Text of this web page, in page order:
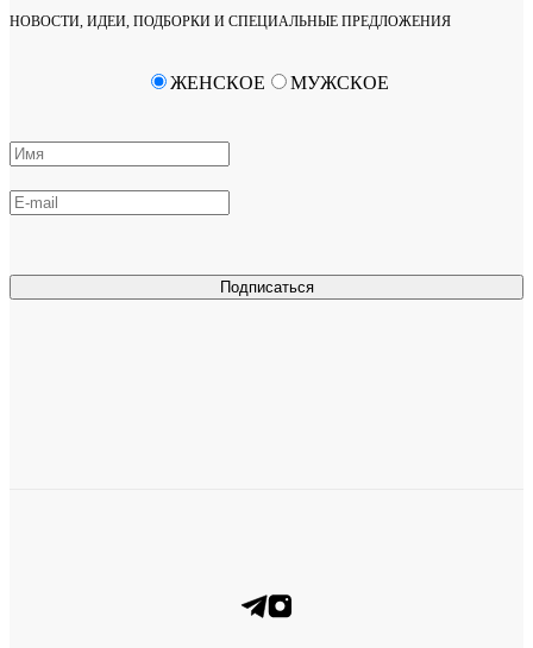
НОВОСТИ, ИДЕИ, ПОДБОРКИ И СПЕЦИАЛЬНЫЕ ПРЕДЛОЖЕНИЯ
Подписаться
ЖЕНСКОЕ МУЖСКОЕ